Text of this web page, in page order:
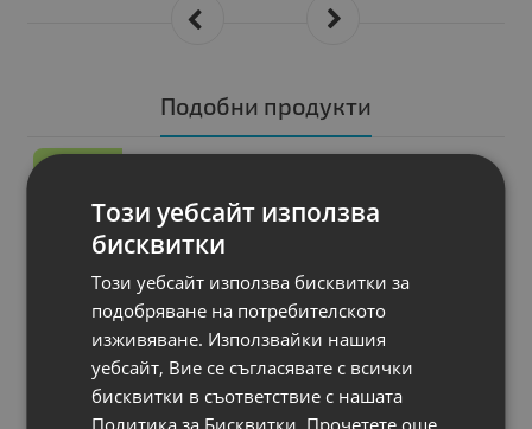
Подобни продукти
P2414Hb
Яркост: 250 cd/m2
Контраст: 1000:1
Гаранция: 12 месеца
Този уебсайт използва
бисквитки
Този уебсайт използва бисквитки за
подобряване на потребителското
изживяване. Използвайки нашия
уебсайт, Вие се съгласявате с всички
бисквитки в съответствие с нашата
Политика за Бисквитки. Прочетете още